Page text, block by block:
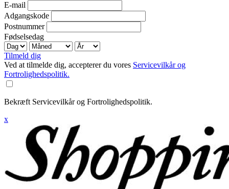
E-mail
Adgangskode
Postnummer
Fødselsedag
Tilmeld dig
Ved at tilmelde dig, accepterer du vores Servicevilkår og
Fortrolighedspolitik.
Bekræft Servicevilkår og Fortrolighedspolitik.
x